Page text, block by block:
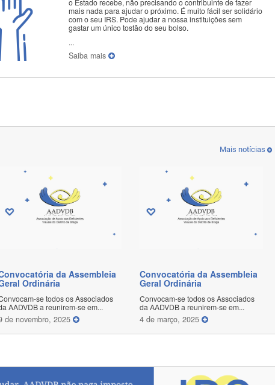
o Estado recebe, não precisando o contribuinte de fazer
mais nada para ajudar o próximo. É muito fácil ser solidário
com o seu IRS. Pode ajudar a nossa instituições sem
gastar um único tostão do seu bolso.
...
Saiba mais
Mais notícias
da Assembleia
Ordinária
se todos os Associados
AADVDB a reunirem-se em...
de novembro, 2025
Convocatória da Assembleia
Geral Ordinária
Convocam-se todos os Associados
da AADVDB a reunirem-se em...
4 de março, 2025